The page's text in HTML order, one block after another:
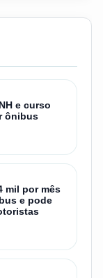
e curso
ônibus
mil por mês
e pode